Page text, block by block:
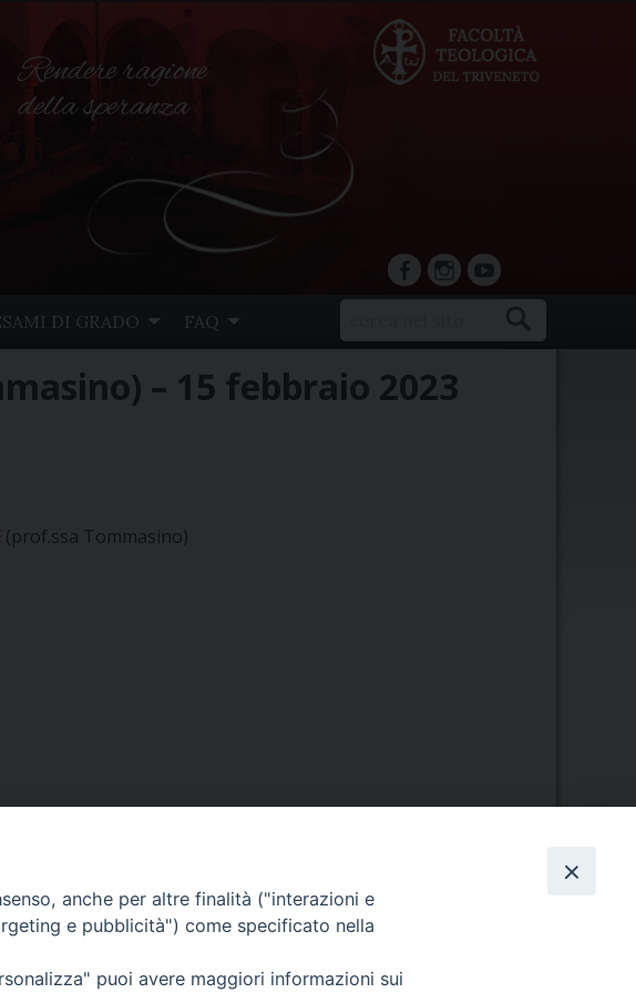
Rendere ragione
della speranza
facebookInstagram
YouTube
DI GRADO FAQ
– 15 febbraio 2023
(prof.ssa Tommasino)
Mercoledì 17.30-19.30
anche per altre finalità ("interazioni e
e pubblicità") come specificato nella
puoi avere maggiori informazioni sui